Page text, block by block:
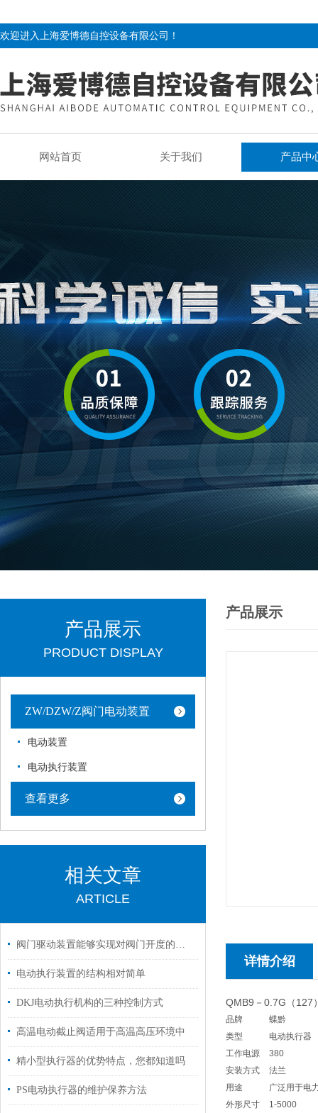
欢迎进入上海爱博德自控设备有限公司！
网站首页 关于我们 产品中
产品展示
PRODUCT DISPLAY
ZW/DZW/Z阀门电动装置
电动装置
电动执行装置
查看更多
相关文章
ARTICLE
阀门驱动装置能够实现对阀门开度的准确控制
电动执行装置的结构相对简单
DKJ电动执行机构的三种控制方式
高温电动截止阀适用于高温高压环境中
精小型执行器的优势特点，您都知道吗
PS电动执行器的维护保养方法
产品展示
详情介绍
QMB9－0.7G（127
品牌
蝶黔
类型
电动执行器
工作电源
380
安装方式
法兰
用途
广泛用于电
外形尺寸
1-5000